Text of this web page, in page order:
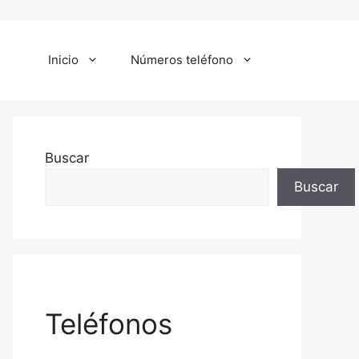
Inicio Números teléfono
Buscar
Buscar
Teléfonos